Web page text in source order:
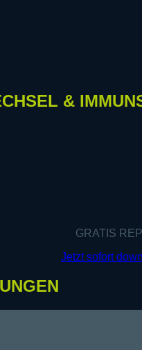
&
GRATIS
Jetzt sofort